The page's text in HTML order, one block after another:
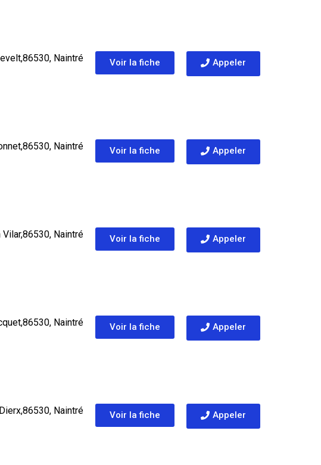
Naintré Voir la fiche Appeler
Naintré Voir la fiche Appeler
Naintré Voir la fiche Appeler
Naintré Voir la fiche Appeler
Naintré Voir la fiche Appeler